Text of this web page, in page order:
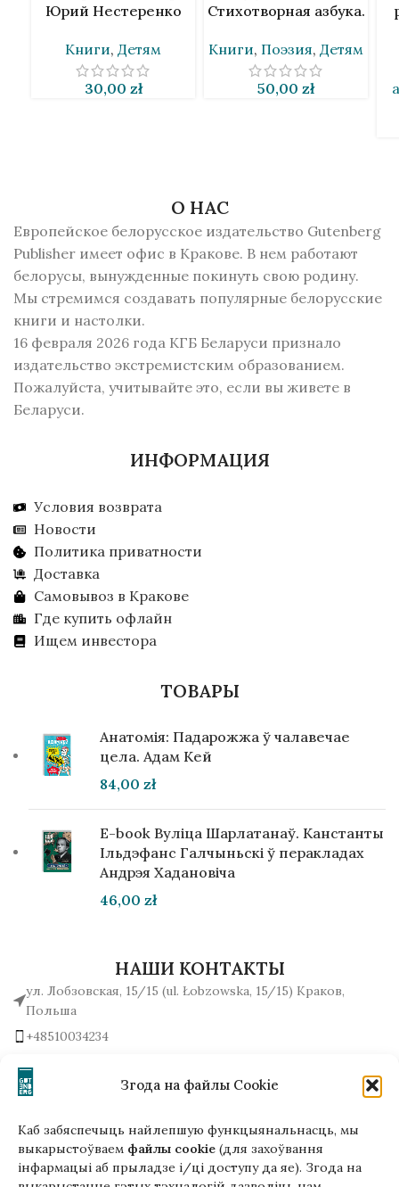
Згода на файлы Cookie
Каб забяспечыць найлепшую функцыянальнасць, мы
выкарыстоўваем файлы cookie (для захоўвання
інфармацыі аб прыладзе і/ці доступу да яе). Згода на
Юрий Нестеренко
Книги, Детям
30,00 zł
Стихотворная азбука.
Книги, Поэзия, Детям
50,00 zł
Гэтая версія сайта створана
О НАС
Европейское белорусское издательство Gutenberg
Publisher имеет офис в Кракове. В нем работают
белорусы, вынужденные покинуть свою родину.
Мы стремимся создавать популярные белорусские
книги и настолки.
16 февраля 2026 года КГБ Беларуси признало
издательство экстремистским образованием.
Пожалуйста, учитывайте это, если вы живете в
Беларуси.
ИНФОРМАЦИЯ
Условия возврата
Новости
Политика приватности
Доставка
Самовывоз в Кракове
Где купить офлайн
Ищем инвестора
ТОВАРЫ
Анатомія: Падарожжа ў чалавечае
цела. Адам Кей
84,00 zł
E-book Вуліца Шарлатанаў. Канстанты
Ільдэфанс Галчыньскі ў перакладах
Андрэя Хадановіча
46,00 zł
НАШИ КОНТАКТЫ
ул. Лобзовская, 15/15 (ul. Łobzowska, 15/15) Краков,
Польша
+48510034234
Написать нам!